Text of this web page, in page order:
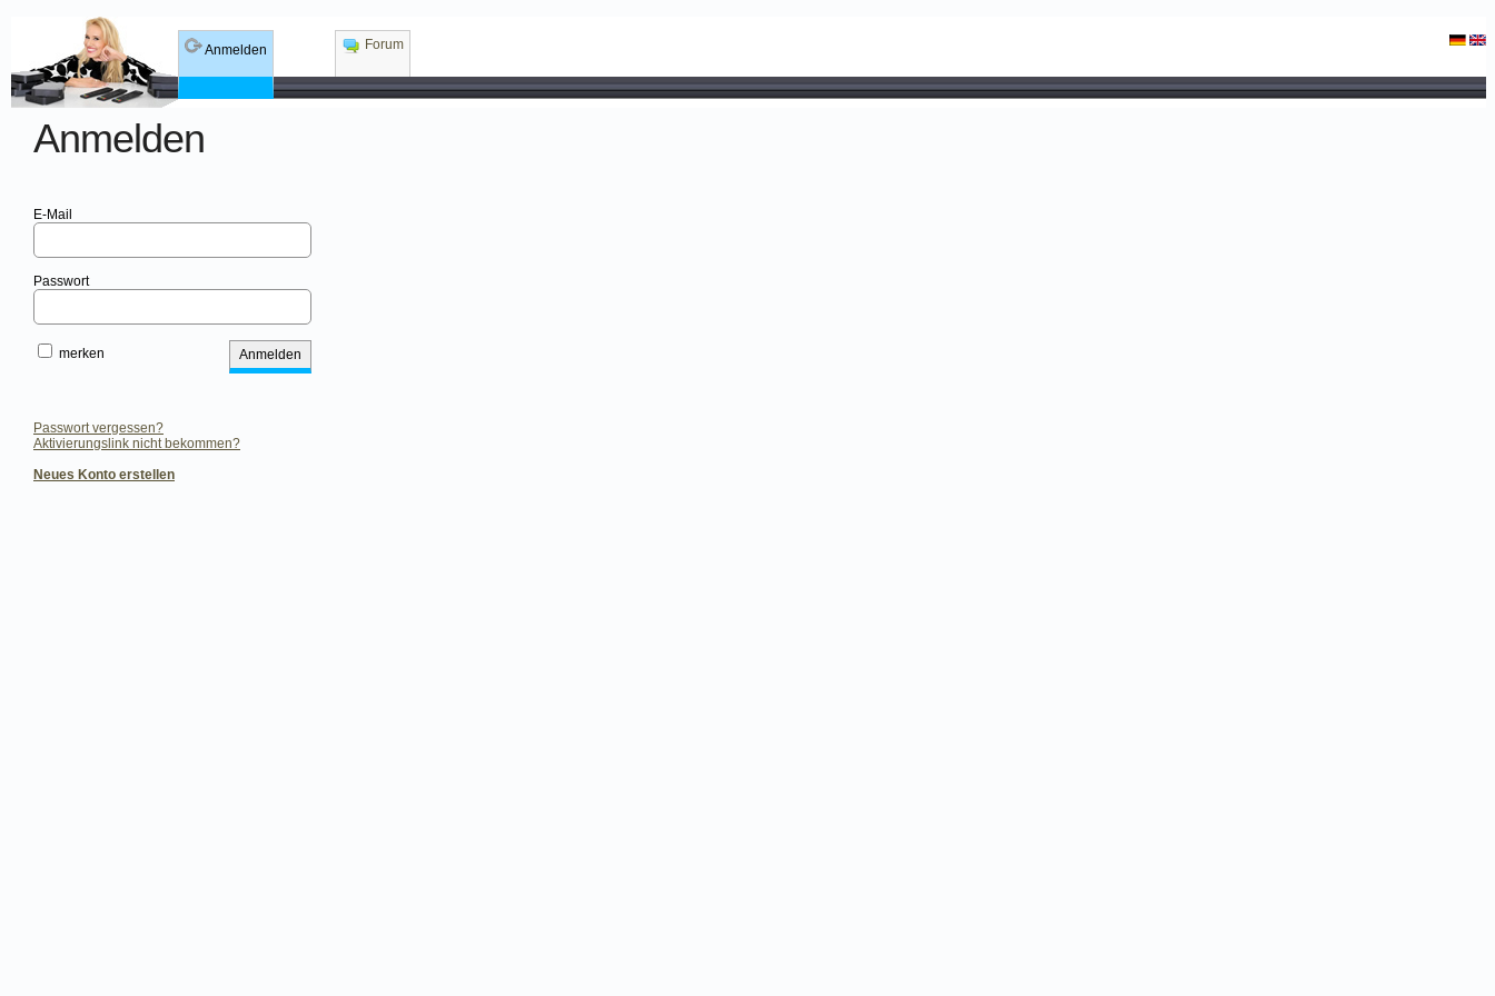
Anmelden Forum
Anmelden
E-Mail
Passwort
merken
Passwort vergessen?
Aktivierungslink nicht bekommen?
Neues Konto erstellen